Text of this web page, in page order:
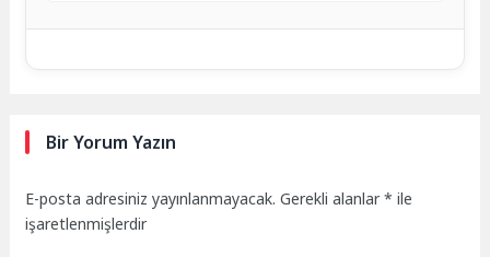
Bir Yorum Yazın
E-posta adresiniz yayınlanmayacak. Gerekli alanlar* ile
işaretlenmişlerdir